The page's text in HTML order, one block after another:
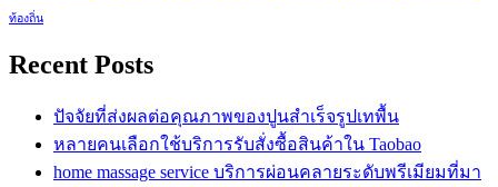
ท้องถิ่น
Recent Posts
ปัจจัยที่ส่งผลต่อคุณภาพของปูนสำเร็จรูปเทพื้น
หลายคนเลือกใช้บริการรับสั่งซื้อสินค้าใน Taobao
home massage service บริการผ่อนคลายระดับพรีเมียมที่มา